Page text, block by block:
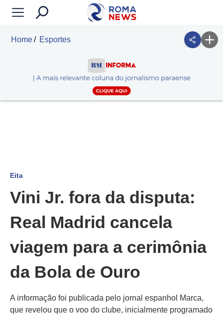
Home Esportes
Eita
Vini Jr. fora da disputa:
Real Madrid cancela
viagem para a cerimônia
da Bola de Ouro
A informação foi publicada pelo jornal espanhol Marca,
que revelou que o voo do clube, inicialmente programado